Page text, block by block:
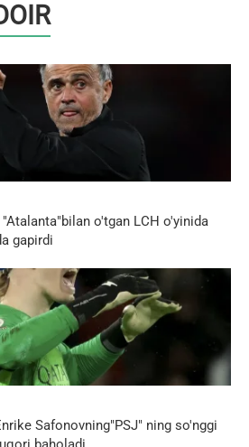
o'tgan LCH o'yinida
gapirdi
Safonovning"PSJ" ning so'nggi